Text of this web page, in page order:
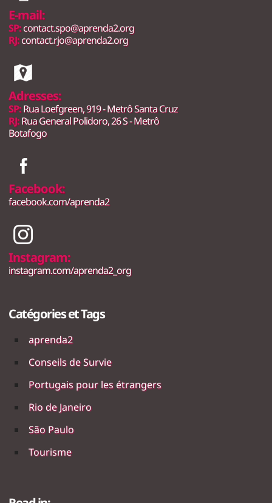
E-mail:
SP:contact.spo@aprenda2.org
RJ:contact.rjo@aprenda2.org
Adresses:
SP:Rua Loefgreen, 919 - Metrô Santa Cruz
RJ:Rua General Polidoro, 26 S - Metrô
Botafogo
Facebook:
facebook.com/aprenda2
Instagram:
instagram.com/aprenda2_org
Catégories et Tags
aprenda2
Conseils de Survie
Portugais pour les étrangers
Rio de Janeiro
São Paulo
Tourisme